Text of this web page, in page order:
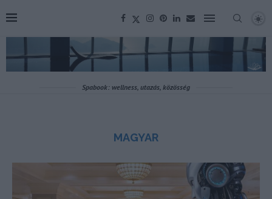
Spabook: wellness, utazás, közösség
MAGYAR